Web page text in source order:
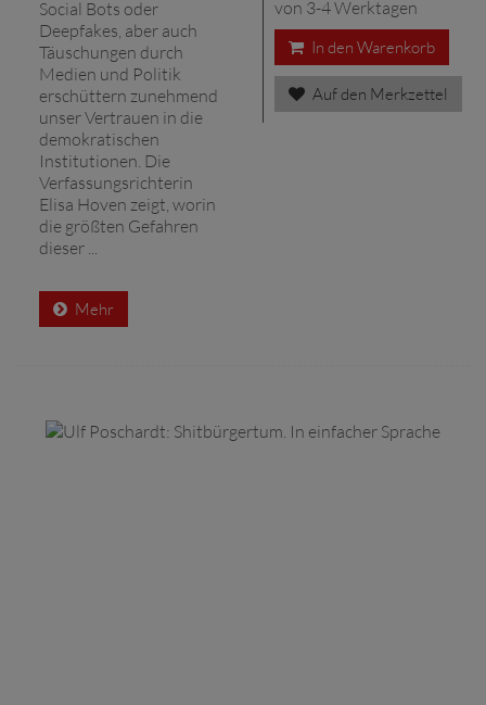
Social Bots oder
Deepfakes, aber auch
Täuschungen durch
Medien und Politik
erschüttern zunehmend
unser Vertrauen in die
demokratischen
Institutionen. Die
Verfassungsrichterin
Elisa Hoven zeigt, worin
die größten Gefahren
dieser ...
Mehr
von 3-4 Werktagen
In den Warenkorb
Auf den Merkzettel